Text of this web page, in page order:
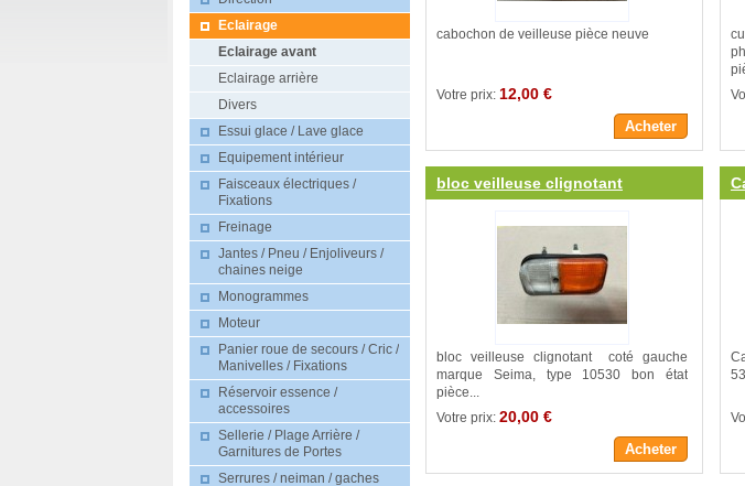
cabochon de veilleuse pièce neuve
Votre prix: 12,00 €
Acheter
bloc veilleuse clignotant
bloc veilleuse clignotant coté gauche
marque Seima, type 10530 bon état
pièce...
Votre prix: 20,00 €
Acheter
Eclairage
Eclairage avant
Eclairage arrière
Divers
Essui glace / Lave glace
Equipement intérieur
Faisceaux électriques /
Fixations
Freinage
Jantes / Pneu / Enjoliveurs /
chaines neige
Monogrammes
Moteur
Panier roue de secours / Cric /
Manivelles / Fixations
Réservoir essence /
accessoires
Sellerie / Plage Arrière /
Garnitures de Portes
Serrures / neiman / gaches